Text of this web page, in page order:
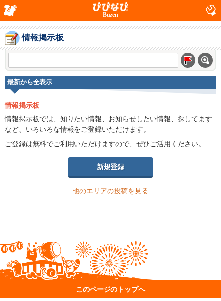
Buzen
情報掲示板
最新から全表示
情報掲示板
情報掲示板では、知りたい情報、お知らせしたい情報、探してます
など、いろいろな情報をご登録いただけます。
ご登録は無料でご利用いただけますので、ぜひご活用ください。
新規登録
他のエリアの投稿を見る
このページのトップへ